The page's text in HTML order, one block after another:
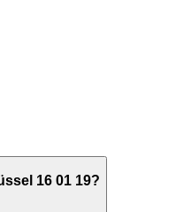
16 01 19?